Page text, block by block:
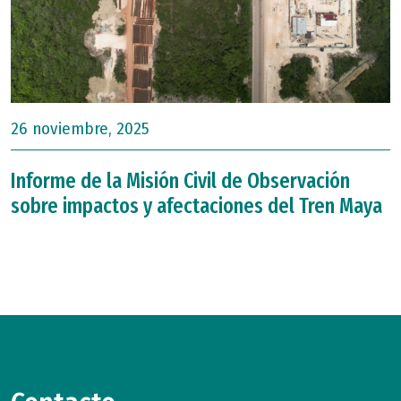
26 noviembre, 2025
Informe de la Misión Civil de Observación
sobre impactos y afectaciones del Tren Maya